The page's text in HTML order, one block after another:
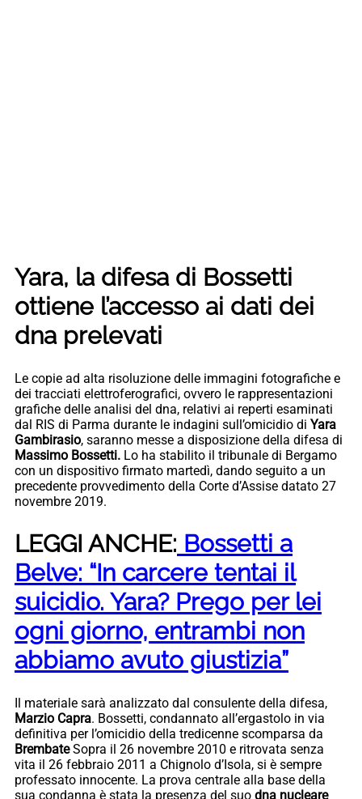
Yara, la difesa di Bossetti
ottiene l’accesso ai dati dei
dna prelevati
Le copie ad alta risoluzione delle immagini fotografiche e
dei tracciati elettroferografici, ovvero le rappresentazioni
grafiche delle analisi del dna, relativi ai reperti esaminati
dal RIS di Parma durante le indagini sull’omicidio di Yara
Gambirasio, saranno messe a disposizione della difesa di
Massimo Bossetti. Lo ha stabilito il tribunale di Bergamo
con un dispositivo firmato martedì, dando seguito a un
precedente provvedimento della Corte d’Assise datato 27
novembre 2019.
LEGGI ANCHE: Bossetti a
Belve: “In carcere tentai il
suicidio. Yara? Prego per lei
ogni giorno, entrambi non
abbiamo avuto giustizia”
Il materiale sarà analizzato dal consulente della difesa,
Marzio Capra. Bossetti, condannato all’ergastolo in via
definitiva per l’omicidio della tredicenne scomparsa da
BrembateSopra il 26 novembre 2010 e ritrovata senza
vita il 26 febbraio 2011 a Chignolo d’Isola, si è sempre
professato innocente. La prova centrale alla base della
sua condanna è stata la presenza del suo dna nucleare